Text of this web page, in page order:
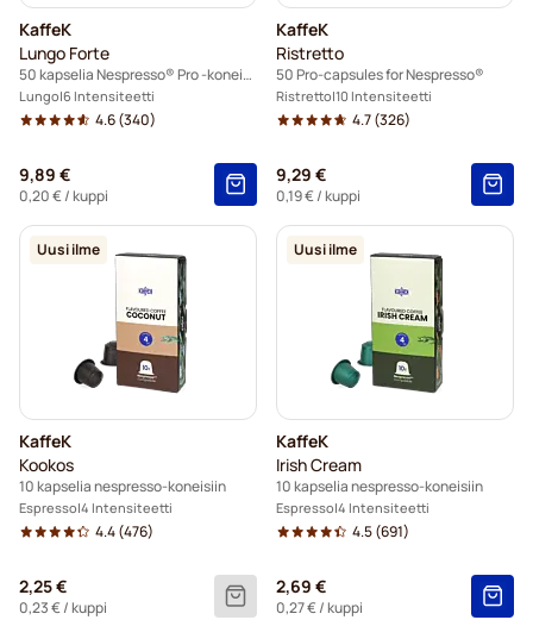
KaffeK
Lungo Forte
50 kapselia Nespresso® Pro -koneisiin
Lungo 6 Intensiteetti
4.6(340)
9,89 €
0,20 €/ kuppi
KaffeK
Ristretto
50 Pro-capsules for Nespresso®
Ristretto 10 Intensiteetti
4.7(326)
9,29 €
0,19 €/ kuppi
Uusi ilme
KaffeK
Kookos
10 kapselia nespresso-koneisiin
Espresso 4 Intensiteetti
4.4(476)
2,25 €
0,23 €/ kuppi
Uusi ilme
KaffeK
Irish Cream
10 kapselia nespresso-koneisiin
Espresso 4 Intensiteetti
4.5(691)
2,69 €
0,27 €/ kuppi